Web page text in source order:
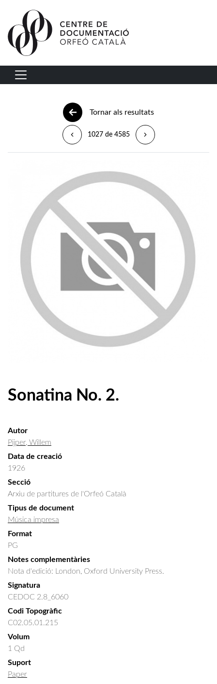
Vés al contingut
Navegació principal
Tornar als resultats
1027 de 4585
Sonatina No. 2.
Autor
Pijper, Willem
Data de creació
1926
Secció
Arxiu de partitures de l'Orfeó Català
Tipus de document
Música impresa
Format
PG
Notes complementàries
Nota d'edició: London, Oxford University Press.
Signatura
CEDOC 2.8_6060
Codi Topogràfic
C02.05.01.215
Volum
1 Qd
Suport
Paper